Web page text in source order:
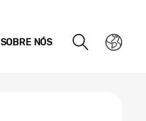
SOBRE NÓS